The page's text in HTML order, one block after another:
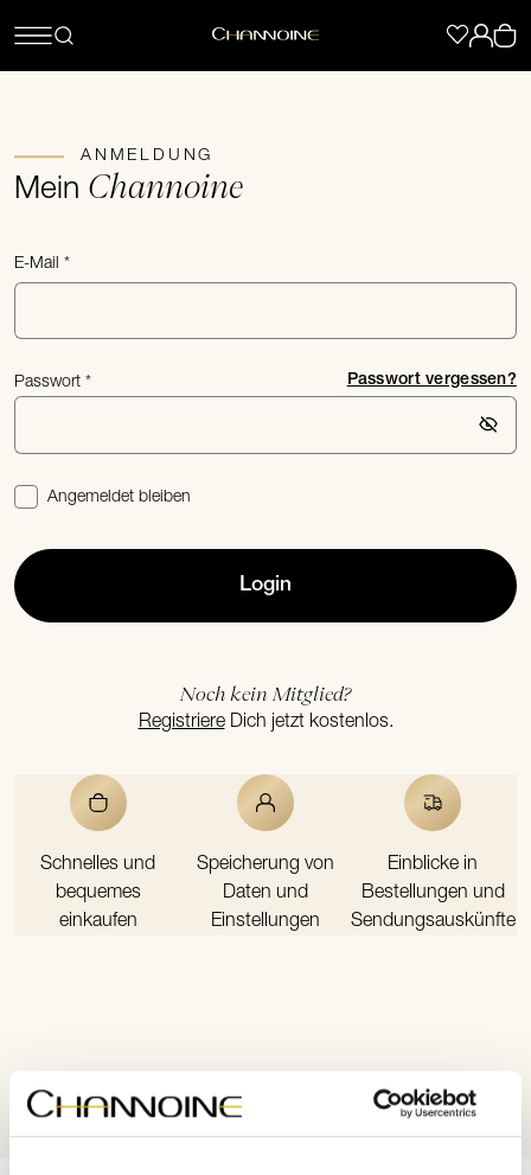
ANMELDUNG
Mein Channoine
E-Mail
Passwort Passwort vergessen?
Angemeldet bleiben
Login
Noch kein Mitglied?
RegistriereDich jetzt kostenlos.
Schnelles und
bequemes
einkaufen
Speicherung von
Daten und
Einstellungen
Einblicke in
Bestellungen und
Sendungsauskünfte
Nach oben